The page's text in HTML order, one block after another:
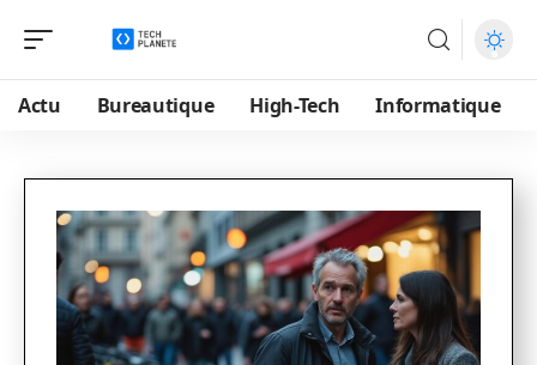
Actu Bureautique High-Tech Informatique